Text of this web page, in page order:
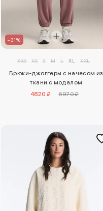
–31%
XXS XS S M L XL XXL
Брюки-джоггеры с начесом из
ткани с модалом
4820 ₽
6970 ₽